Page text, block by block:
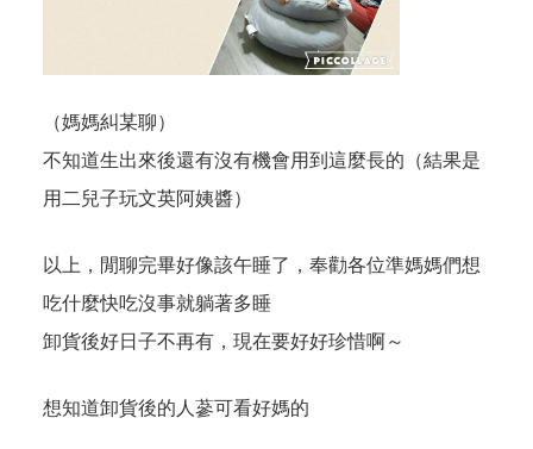
（媽媽糾某聊）
不知道生出來後還有沒有機會用到這麼長的（結果是
用二兒子玩文英阿姨醬）
以上，閒聊完畢好像該午睡了，奉勸各位準媽媽們想
吃什麼快吃沒事就躺著多睡
卸貨後好日子不再有，現在要好好珍惜啊～
想知道卸貨後的人蔘可看好媽的